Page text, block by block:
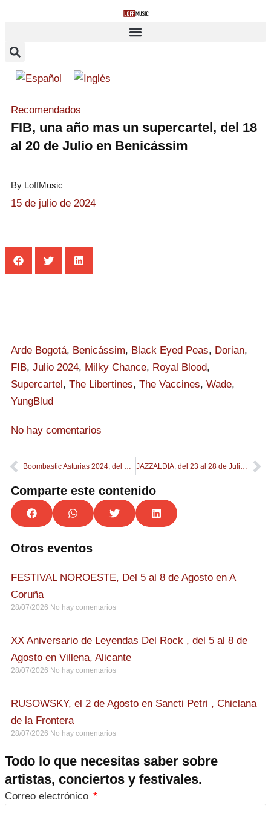
Recomendados
FIB, una año mas un supercartel, del 18
al 20 de Julio en Benicássim
By LoffMusic
15 de julio de 2024
Arde Bogotá, Benicássim, Black Eyed Peas, Dorian,
FIB, Julio 2024, Milky Chance, Royal Blood,
Supercartel , The Libertines, The Vaccines, Wade,
YungBlud
No hay comentarios
Boombastic Asturias 2024, del 18 al 20 de Julio JAZZALDIA, del 23 al 28 de Julio en Donostia
Comparte este contenido
Otros eventos
FESTIVAL NOROESTE, Del 5 al 8 de Agosto en A
Coruña
28/07/2026 No hay comentarios
XX Aniversario de Leyendas Del Rock , del 5 al 8 de
Agosto en Villena, Alicante
28/07/2026 No hay comentarios
RUSOWSKY, el 2 de Agosto en Sancti Petri , Chiclana
de la Frontera
28/07/2026 No hay comentarios
Todo lo que necesitas saber sobre
artistas, conciertos y festivales.
Correo electrónico